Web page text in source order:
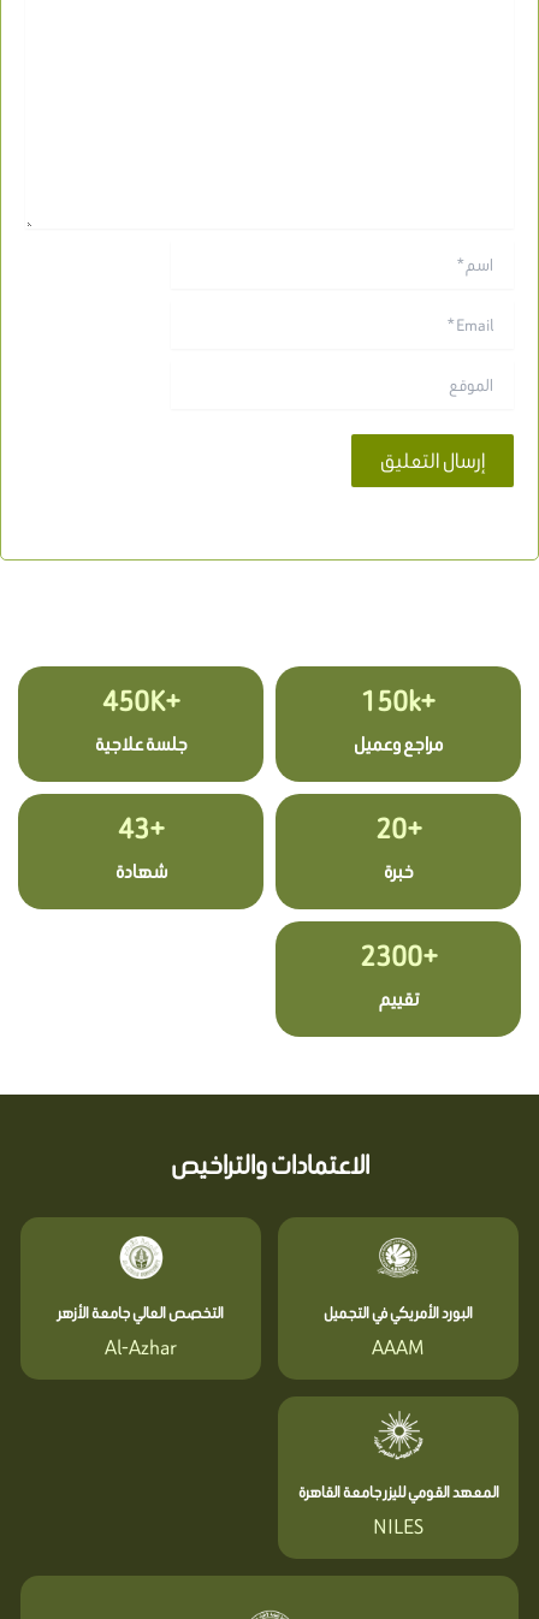
+150k
مراجع وعميل
+450K
جلسة علاجية
+20
خبرة
+43
شهادة
+2300
تقييم
الاعتمادات والتراخيص
البورد الأمريكي في التجميل
AAAM
التخصص العالي جامعة الأزهر
Al-Azhar
المعهد القومي لليزر جامعة القاهرة
NILES